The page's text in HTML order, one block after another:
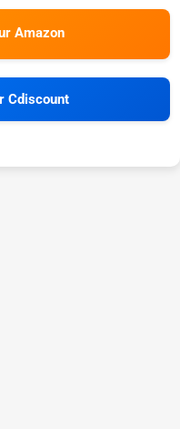
Amazon
Cdiscount